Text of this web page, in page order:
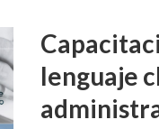
lenguaje